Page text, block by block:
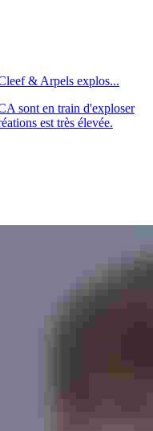
& Arpels explos...
sont en train d'exploser
est très élevée.